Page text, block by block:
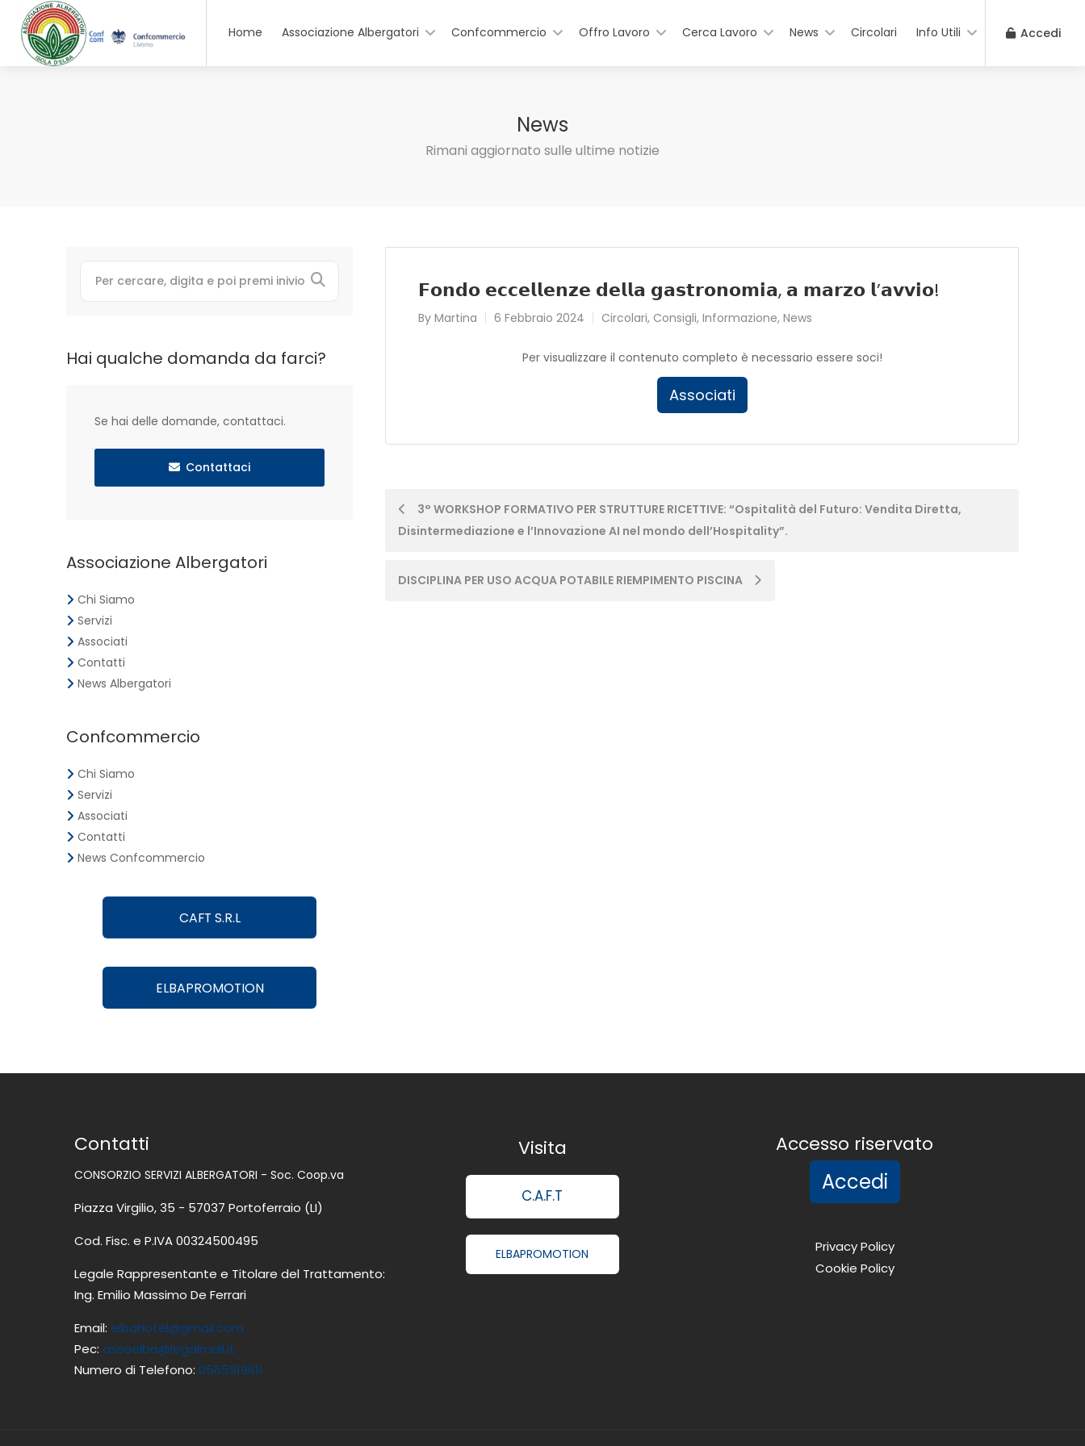
Home Associazione Albergatori Confcommercio Offro Lavoro Cerca Lavoro News Circolari Info Utili Accedi
News
Rimani aggiornato sulle ultime notizie
𝗙𝗼𝗻𝗱𝗼 𝗲𝗰𝗰𝗲𝗹𝗹𝗲𝗻𝘇𝗲 𝗱𝗲𝗹𝗹𝗮 𝗴𝗮𝘀𝘁𝗿𝗼𝗻𝗼𝗺𝗶𝗮, 𝗮 𝗺𝗮𝗿𝘇𝗼 𝗹’𝗮𝘃𝘃𝗶𝗼!
By Martina 6 Febbraio 2024 Circolari, Consigli, Informazione, News
Per visualizzare il contenuto completo è necessario essere soci!
Associati
Post
navigation
3° WORKSHOP FORMATIVO PER STRUTTURE RICETTIVE: “Ospitalità del Futuro: Vendita Diretta,
Disintermediazione e l’Innovazione AI nel mondo dell’Hospitality”.
DISCIPLINA PER USO ACQUA POTABILE RIEMPIMENTO PISCINA
Hai qualche domanda da farci?
Se hai delle domande, contattaci.
Contattaci
Associazione Albergatori
Chi Siamo
Servizi
Associati
Contatti
News Albergatori
Confcommercio
Chi Siamo
Servizi
Associati
Contatti
News Confcommercio
CAFT S.R.L
ELBAPROMOTION
Contatti
CONSORZIO SERVIZI ALBERGATORI - Soc. Coop.va
Piazza Virgilio, 35 - 57037 Portoferraio (LI)
Cod. Fisc. e P.IVA 00324500495
Legale Rappresentante e Titolare del Trattamento:
Ing. Emilio Massimo De Ferrari
Email: elbahotel@gmail.com
Pec: assoelba@legalmail.it
Numero di Telefono: 0565919611
Visita
C.A.F.T
ELBAPROMOTION
Accesso riservato
Accedi
Privacy Policy
Cookie Policy